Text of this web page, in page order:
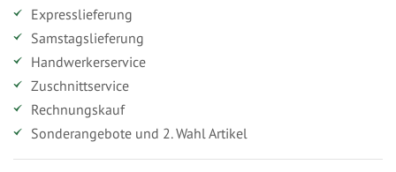
Expresslieferung
Samstagslieferung
Handwerkerservice
Zuschnittservice
Rechnungskauf
Sonderangebote und 2. Wahl Artikel